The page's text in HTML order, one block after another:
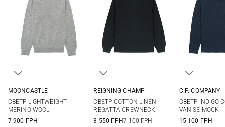
XXL
MOONCASTLE
СВЕТР LIGHTWEIGHT
MERINO WOOL
7 900 ГРН
XXL
REIGNING CHAMP
СВЕТР COTTON LINEN
REGATTA CREWNECK
3 550 ГРН7 100 ГРН
C.P. COMPANY
СВЕТР INDIGO
VANISÈ MOCK
15 100 ГРН